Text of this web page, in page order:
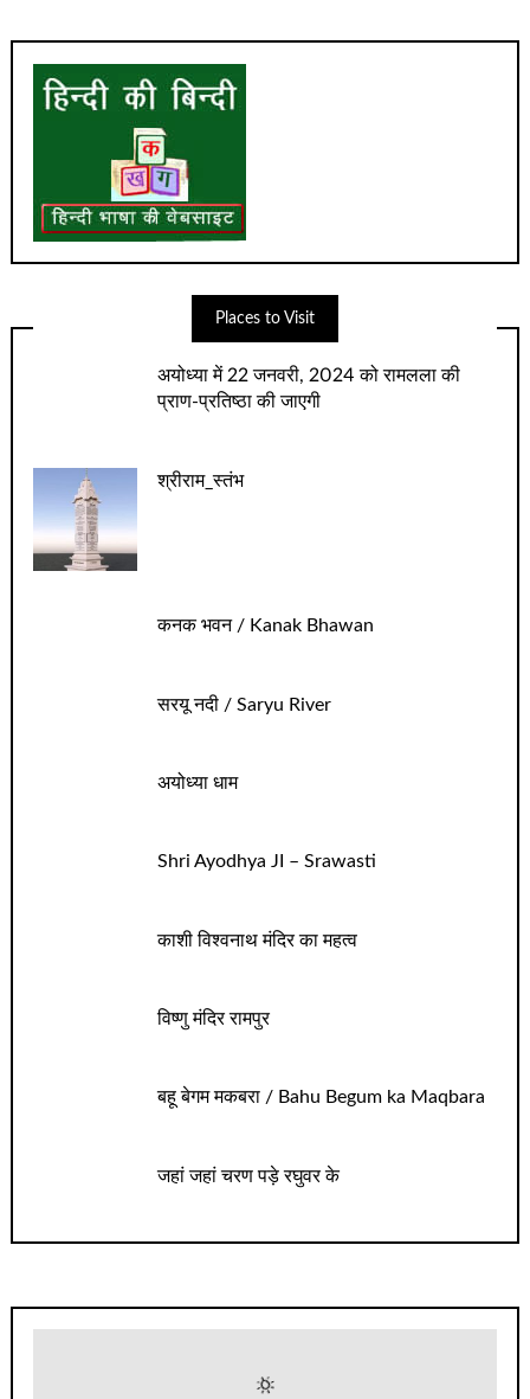
Places to Visit
अयोध्‍या में 22 जनवरी, 2024 को रामलला की
प्राण-प्रतिष्‍ठा की जाएगी
श्रीराम_स्तंभ
कनक भवन / Kanak Bhawan
सरयू नदी / Saryu River
अयोध्या धाम
Shri Ayodhya JI – Srawasti
काशी विश्वनाथ मंदिर का महत्व
विष्णु मंदिर रामपुर
बहू बेगम मकबरा / Bahu Begum ka Maqbara
जहां जहां चरण पड़े रघुवर के